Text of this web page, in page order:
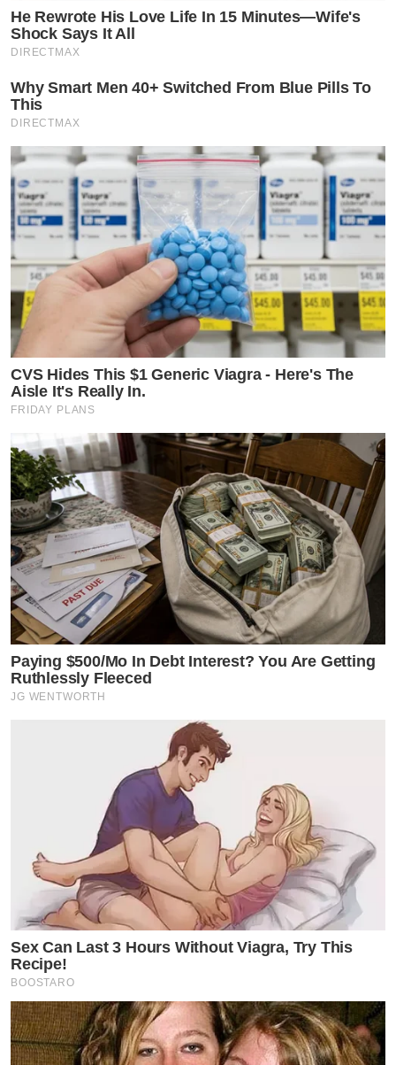
He Rewrote His Love Life In 15 Minutes—Wife's
Shock Says It All
DIRECTMAX
Why Smart Men 40+ Switched From Blue Pills To
This
DIRECTMAX
CVS Hides This $1 Generic Viagra - Here's The
Aisle It's Really In.
FRIDAY PLANS
Paying $500/Mo In Debt Interest? You Are Getting
Ruthlessly Fleeced
JG WENTWORTH
Sex Can Last 3 Hours Without Viagra, Try This
Recipe!
BOOSTARO